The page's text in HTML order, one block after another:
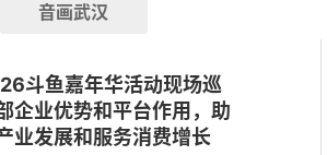
音画武汉
斗鱼嘉年华活动现场巡
企业优势和平台作用，助
业发展和服务消费增长